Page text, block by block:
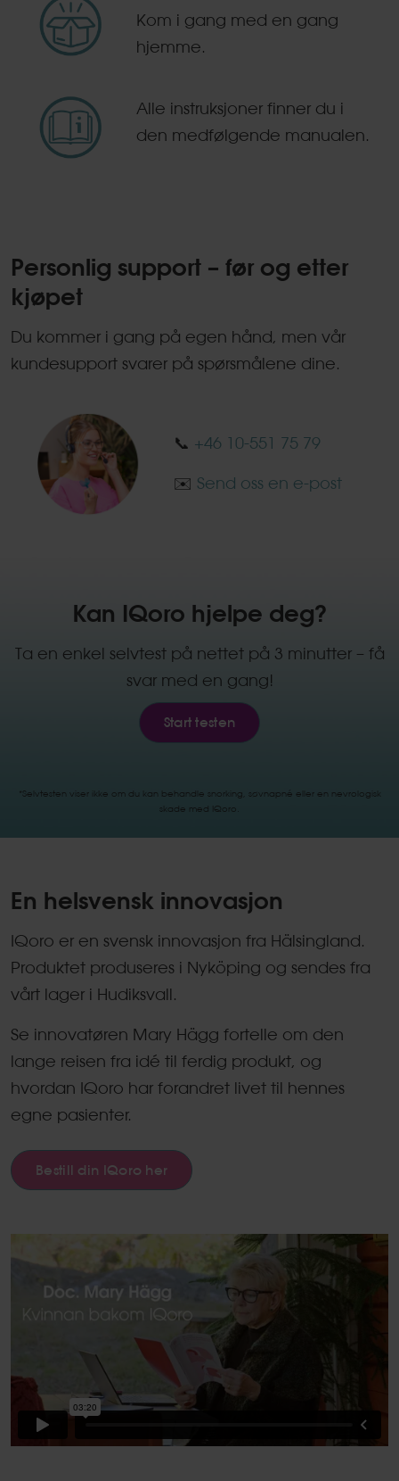
Kom i gang med en gang
hjemme.
Alle instruksjoner finner du i
den medfølgende manualen.
Personlig support – før og etter
kjøpet
Du kommer i gang på egen hånd, men vår
kundesupport svarer på spørsmålene dine.
📞 +46 10-551 75 79
✉️ Send oss en e-post
Kan IQoro hjelpe deg?
Ta en enkel selvtest på nettet på 3 minutter – få
svar med en gang!
Start testen
*Selvtesten viser ikke om du kan behandle snorking, søvnapné eller en nevrologisk
skade med IQoro.
En helsvensk innovasjon
IQoro er en svensk innovasjon fra Hälsingland.
Produktet produseres i Nyköping og sendes fra
vårt lager i Hudiksvall.
Se innovatøren Mary Hägg fortelle om den
lange reisen fra idé til ferdig produkt, og
hvordan IQoro har forandret livet til hennes
egne pasienter.
Bestill din IQoro her